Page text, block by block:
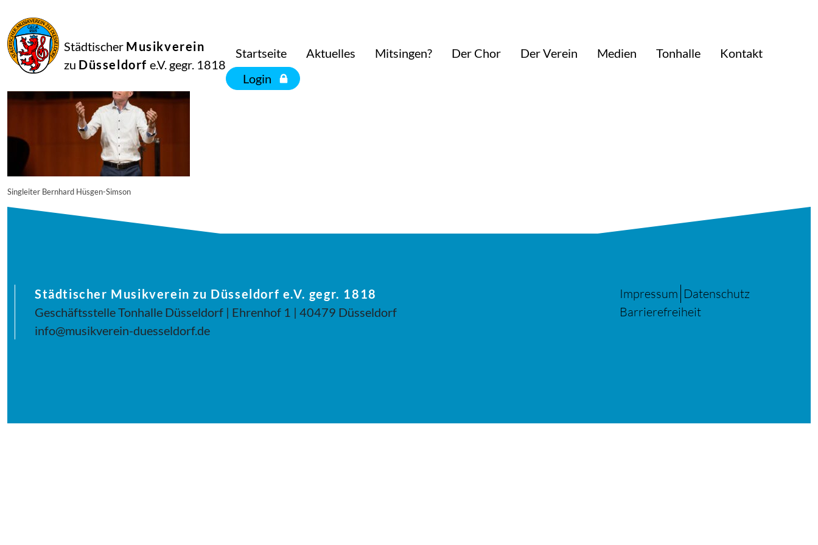
Städtischer Musikverein
zu Düsseldorf e.V. gegr. 1818
Startseite Aktuelles Mitsingen? Der Chor Der Verein Medien Tonhalle
Kontakt
Login
2025
Manfred Hill
250617_singpause_096_8202_diesner
Singleiter Bernhard Hüsgen-Simson
Städtischer Musikverein zu Düsseldorf e.V. gegr. 1818
Geschäftsstelle Tonhalle Düsseldorf | Ehrenhof 1 | 40479 Düsseldorf
info@musikverein-duesseldorf.de
Impressum Datenschutz
Barrierefreiheit